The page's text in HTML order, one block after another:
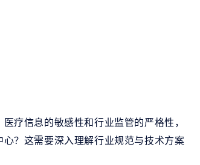
疗信息的敏感性和行业监管的严格性，
？这需要深入理解行业规范与技术方案